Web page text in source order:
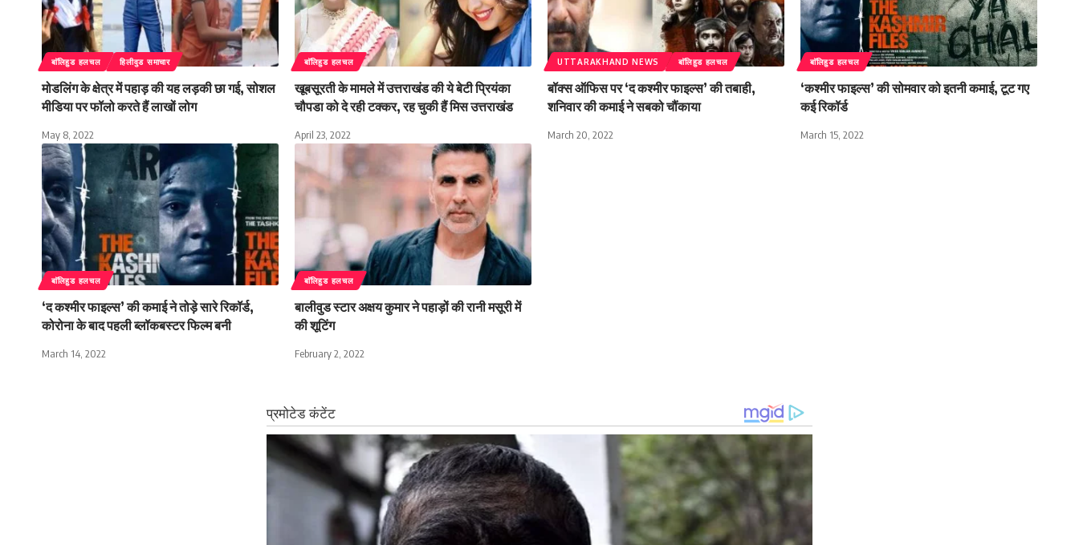
बाॅलिहुड हलचल हिलीवुड समाचार
मोडलिंग के क्षेत्र में पहाड़ की यह लड़की छा गई, सोशल
मीडिया पर फॉलो करते हैं लाखों लोग
May 8, 2022
बाॅलिहुड हलचल
खूबसूरती के मामले में उत्तराखंड की ये बेटी प्रियंका
चौपडा को दे रही टक्कर, रह चुकी हैं मिस उत्तराखंड
April 23, 2022
UTTARAKHAND NEWS बाॅलिहुड हलचल
बॉक्स ऑफिस पर ‘द कश्मीर फाइल्स’ की तबाही,
शनिवार की कमाई ने सबको चौंकाया
March 20, 2022
बाॅलिहुड हलचल
‘कश्मीर फाइल्स’ की सोमवार को इतनी कमाई, टूट गए
कई रिकॉर्ड
March 15, 2022
बाॅलिहुड हलचल
‘द कश्मीर फाइल्स’ की कमाई ने तोड़े सारे रिकॉर्ड,
कोरोना के बाद पहली ब्लॉकबस्टर फिल्म बनी
March 14, 2022
बाॅलिहुड हलचल
बालीवुड स्टार अक्षय कुमार ने पहाड़ों की रानी मसूरी में
की शूटिंग
February 2, 2022